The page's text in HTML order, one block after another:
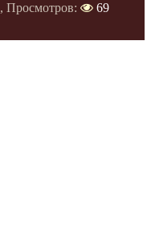
, Просмотров:
69